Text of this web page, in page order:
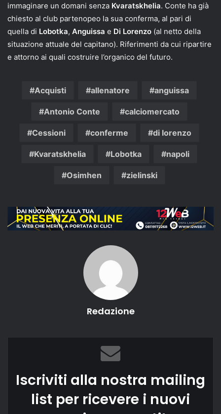
immaginare un domani senza Kvaratskhelia. Conte ha già
chiesto al club partenopeo la sua conferma, al pari di
quella di Lobotka, Anguissa e Di Lorenzo (al netto della
situazione attuale del capitano). Riferimenti da cui ripartire
e attorno ai quali costruire l’organico del futuro.
Acquisti allenatore anguissa
Antonio Conte calciomercato
Cessioni conferme di lorenzo
Kvaratskhelia Lobotka napoli
Osimhen zielinski
Redazione
Iscriviti alla nostra mailing
list per ricevere i nuovi